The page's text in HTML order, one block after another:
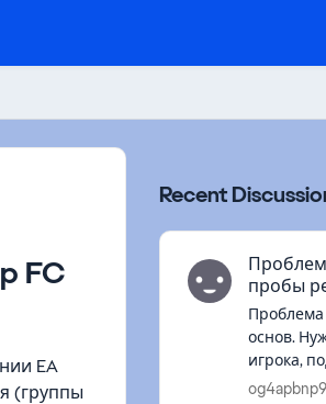
FC
EA
(группы
Recent
пробы
основ. Нужно применить развитие на
игрока,